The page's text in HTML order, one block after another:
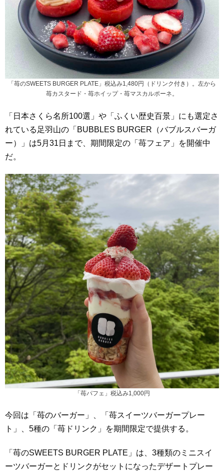
「苺のSWEETS BURGER PLATE」税込み1,480円（ドリンク付き）。左から
苺カスタード・苺ホイップ・苺マスカルポーネ。
「日本さくら名所100選」や「ふくい歴史百景」にも選定さ
れている足羽山の「BUBBLES BURGER（バブルスバーガ
ー）」は5月31日まで、期間限定の「苺フェア」を開催中
だ。
「苺パフェ」税込み1,000円
今回は「苺のバーガー」、「苺スイーツバーガープレー
ト」、5種の「苺ドリンク」を期間限定で提供する。
「苺のSWEETS BURGER PLATE」は、3種類のミニスイ
ーツバーガーとドリンクがセットになったデザートプレー